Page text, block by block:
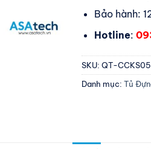
Bảo hành:
Hotline:
SKU:QT-
Danh mục:Tủ